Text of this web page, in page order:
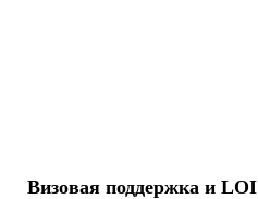
Визовая поддержка и LOI